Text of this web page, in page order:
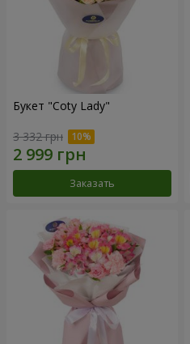
Букет "Coty Lady"
3 332 грн
Заказать